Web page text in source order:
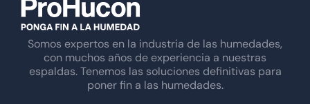
Somos expertos en la industria de las humedades,
con muchos años de experiencia a nuestras
espaldas. Tenemos las soluciones definitivas para
poner fin a las humedades.